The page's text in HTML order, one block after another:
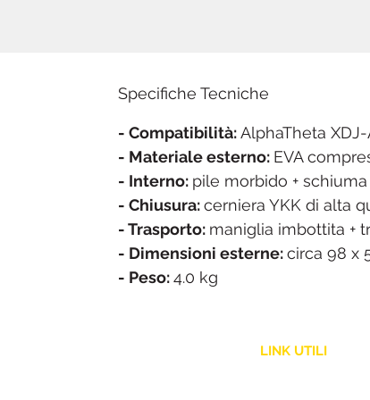
Specifiche Tecniche
- Compatibilità:AlphaTheta
- Materiale esterno: EVA
- Interno: pile morbido +
- Chiusura:cerniera YKK di alta
- Trasporto: maniglia imbottita +
- Dimensioni esterne:circa 98 x
- Peso:4.0 kg
LINK UTILI